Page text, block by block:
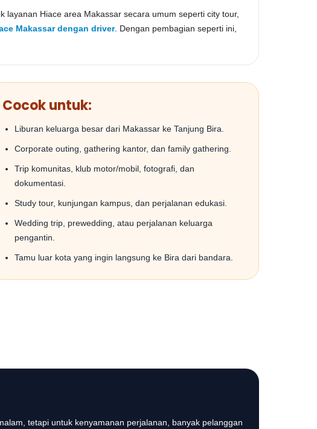
Hiace area Makassar secara umum seperti city tour,
Makassar dengan driver. Dengan pembagian seperti ini,
Cocok untuk:
Liburan keluarga besar dari Makassar ke Tanjung Bira.
Corporate outing, gathering kantor, dan family gathering.
Trip komunitas, klub motor/mobil, fotografi, dan
dokumentasi.
Study tour, kunjungan kampus, dan perjalanan edukasi.
Wedding trip, prewedding, atau perjalanan keluarga
pengantin.
Tamu luar kota yang ingin langsung ke Bira dari bandara.
tetapi untuk kenyamanan perjalanan, banyak pelanggan